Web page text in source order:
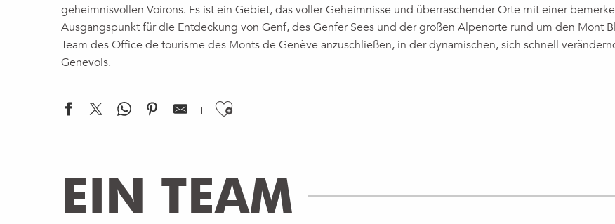
geheimnisvollen Voirons. Es ist ein Gebiet, das voller Geheimnisse und überraschender Orte mit einer
Ausgangspunkt für die Entdeckung von Genf, des Genfer Sees und der großen Alpenorte rund um den Mont
Team des Office de tourisme des Monts de Genève anzuschließen, in der dynamischen, sich schnell
Genevois.
Ajouter aux favoris
EIN TEAM